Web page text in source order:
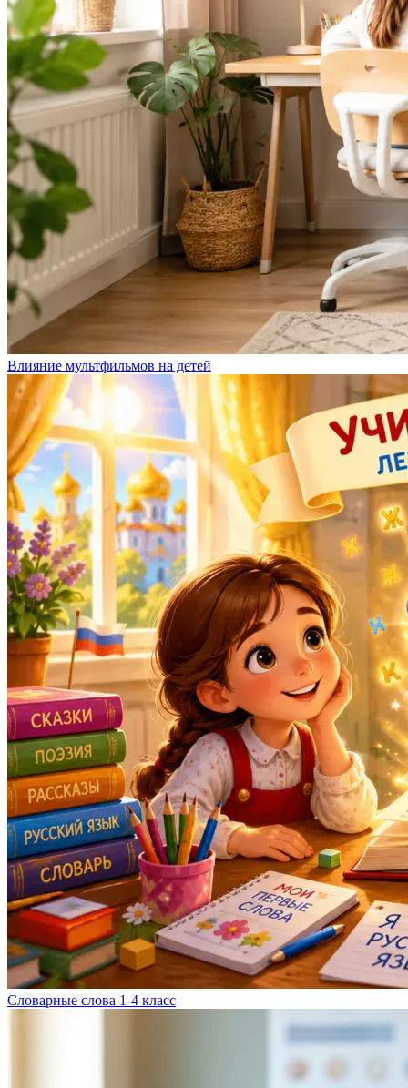
Влияние мультфильмов на детей
Словарные слова 1-4 класс